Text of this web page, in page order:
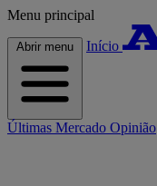
Menu principal
Abrir menu Início
Últimas Mercado Opinião